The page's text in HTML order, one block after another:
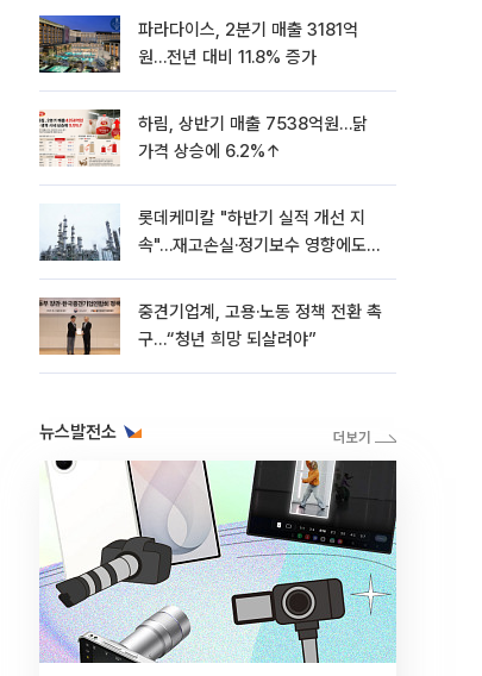
파라다이스, 2분기 매출 3181억
원…전년 대비 11.8% 증가
하림, 상반기 매출 7538억원…닭
가격 상승에 6.2%↑
롯데케미칼 "하반기 실적 개선 지
속"…재고손실·정기보수 영향에도
중견기업계, 고용·노동 정책 전환 촉
구…“청년 희망 되살려야”
뉴스발전소